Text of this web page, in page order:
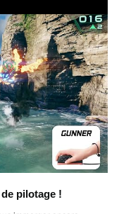
pilotage !